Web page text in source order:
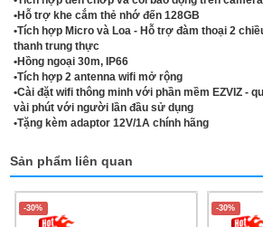
•Hỗ trợ khe cắm thẻ nhớ đến 128GB
•Tích hợp Micro và Loa - Hỗ trợ đàm thoại 2
thanh trung thực
•Hồng ngoại 30m, IP66
•Tích hợp 2 antenna wifi mở rộng
•Cài đặt wifi thông minh với phần mềm EZVIZ -
vài phút với người lần đầu sử dụng
•Tặng kèm adaptor 12V/1A chính hãng
Sản phẩm liên quan
-30% -30%